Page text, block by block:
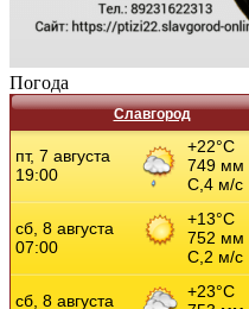
Погода
Славгород